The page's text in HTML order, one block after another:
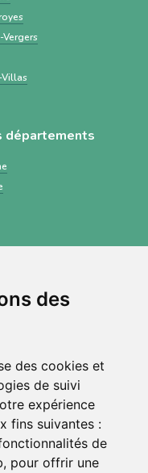
des
des cookies et
de suivi
expérience
fins suivantes :
de
, pour offrir une
via un dossier
départements